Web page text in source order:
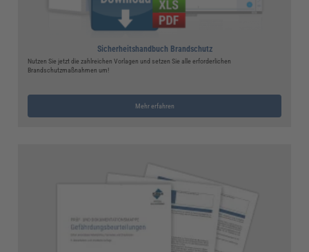
Sicherheitshandbuch Brandschutz
Nutzen Sie jetzt die zahlreichen Vorlagen und setzen Sie alle erforderlichen
Brandschutzmaßnahmen um!
Mehr erfahren